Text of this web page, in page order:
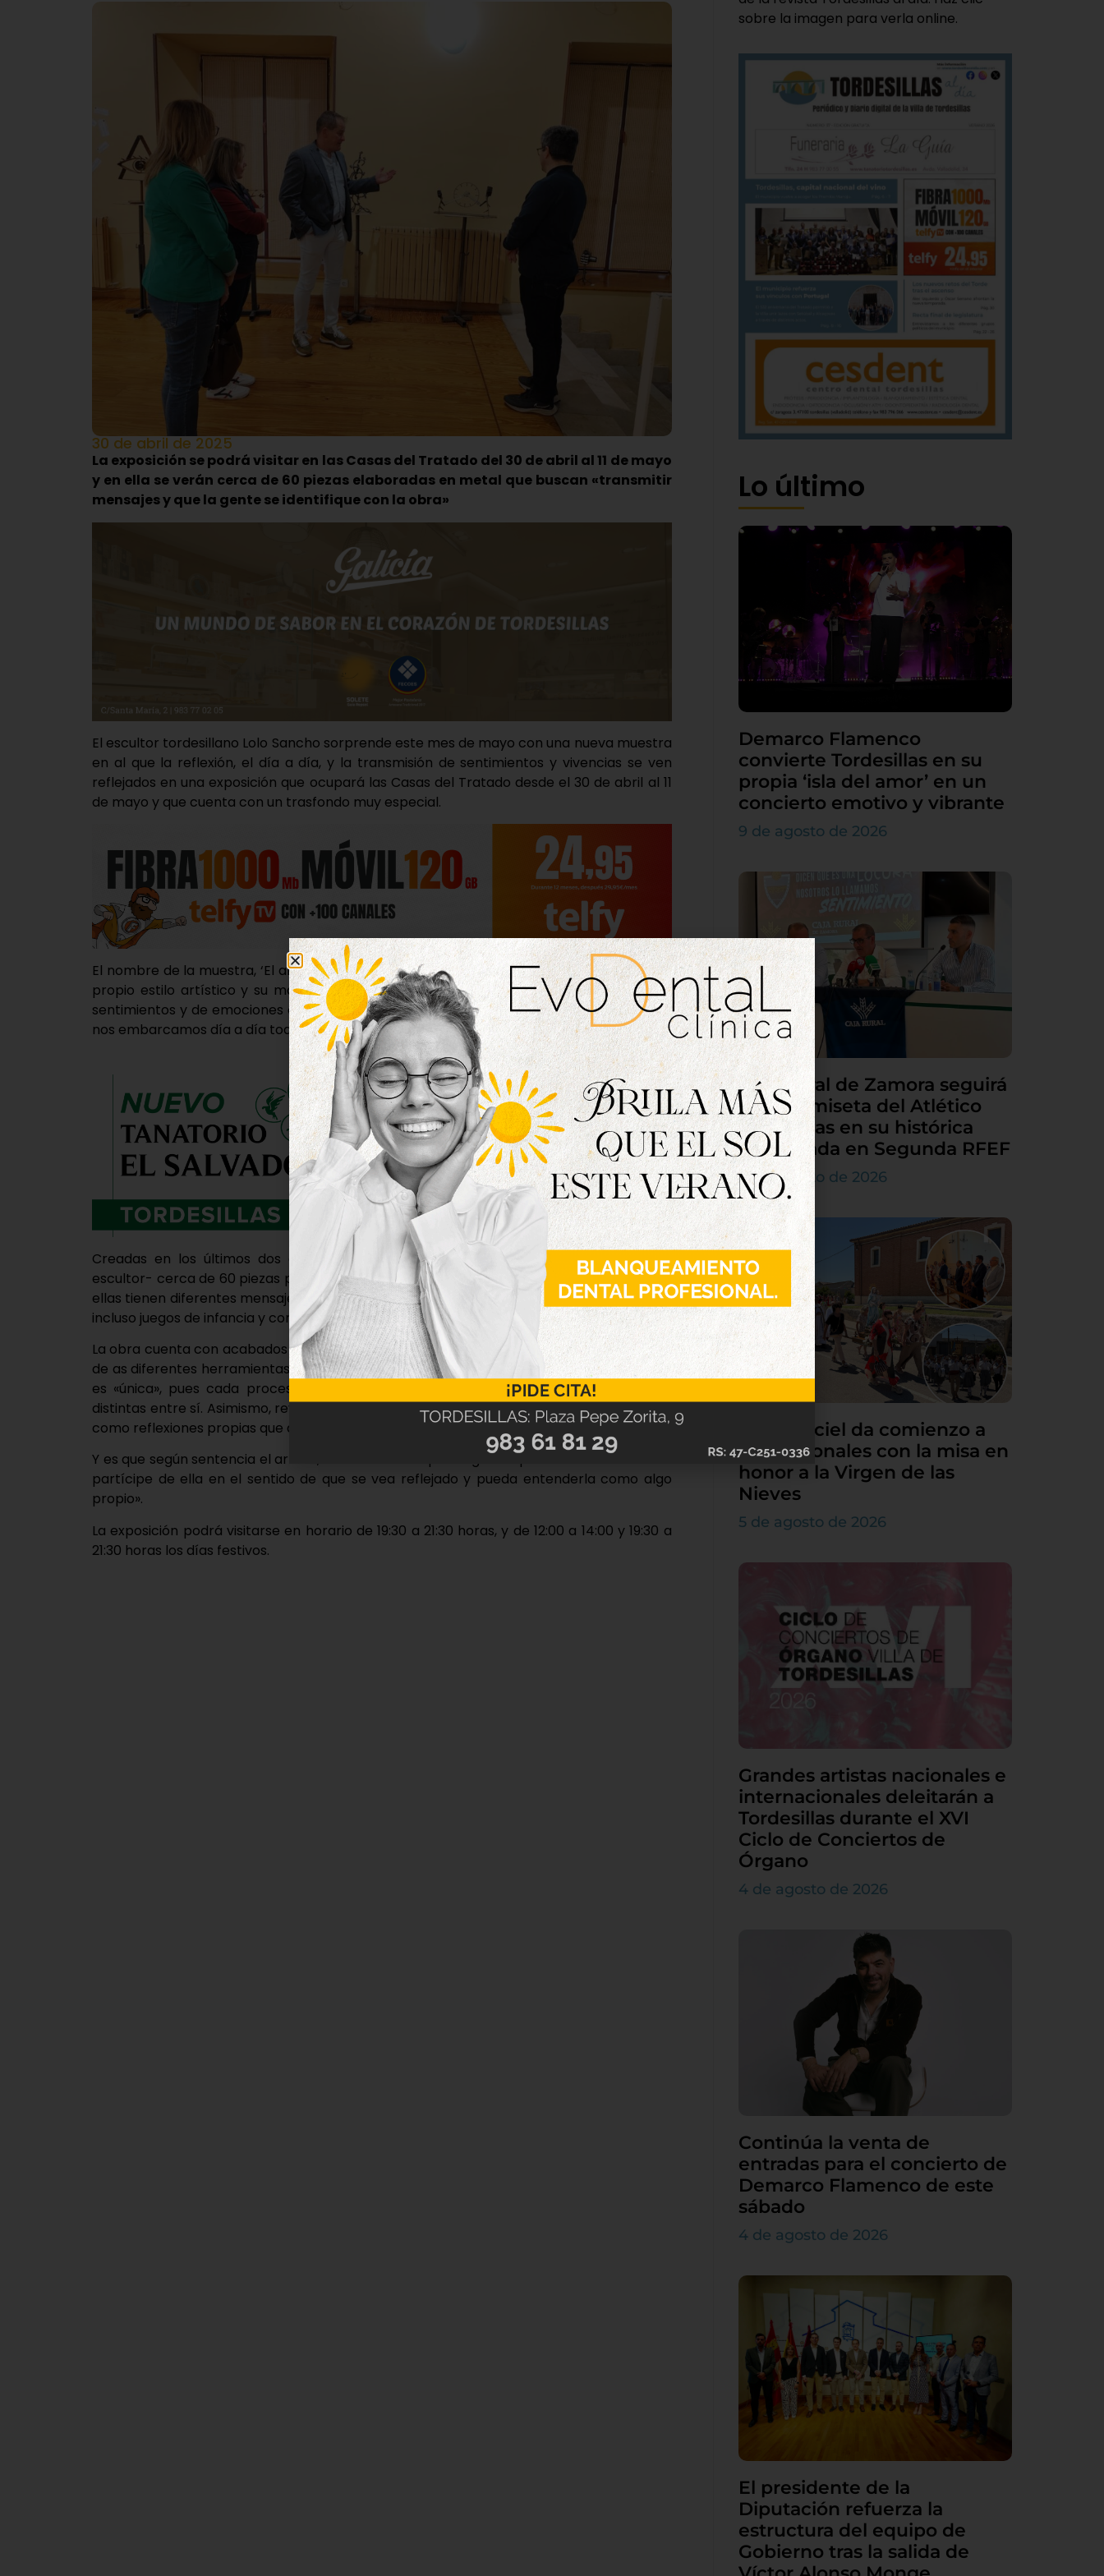
30 de abril de 2025
La exposición se podrá visitar en las Casas del Tratado del 30 de abril al 11 de mayo
y en ella se verán cerca de 60 piezas elaboradas en metal que buscan «transmitir
mensajes y que la gente se identifique con la obra»
El escultor tordesillano Lolo Sancho sorprende este mes de mayo con una nueva muestra
en al que la reflexión, el día a día, y la transmisión de sentimientos y vivencias se ven
reflejados en una exposición que ocupará las Casas del Tratado desde el 30 de abril al 11
de mayo y que cuenta con un trasfondo muy especial.
El nombre de la muestra, ‘El arte no es crear, es sentir’, es según el autor un reflejo de su
propio estilo artístico y su mantra personal con el objetivo de «transmitir a través de
sentimientos y de emociones con circunstancias, acontecimientos y vivencias en las que
nos embarcamos día a día toda la sociedad».
Creadas en los últimos dos años y en metal -el material principal de creación del
escultor- cerca de 60 piezas podrán disfrutarse en la sala de exposiciones. «Cada una de
ellas tienen diferentes mensajes, reflejando distintos momentos de la vida de la cotidiana,
incluso juegos de infancia y conectadas entre ellas de alguna manera».
La obra cuenta con acabados y grisáceos propios de los acabados de oxidación y del uso
de as diferentes herramientas, según explica el autor, quien aclara que cada una de ellas
es «única», pues cada proceso es diferentes y aunque se hicieran dos iguales serían
distintas entre sí. Asimismo, revela que la exposición tendrá alguna que otra sorpresa, así
como reflexiones propias que después se plasman en las obras.
Y es que según sentencia el artista, su intención es que «la gente que observe la obra sea
partícipe de ella en el sentido de que se vea reflejado y pueda entenderla como algo
propio».
La exposición podrá visitarse en horario de 19:30 a 21:30 horas, y de 12:00 a 14:00 y 19:30 a
21:30 horas los días festivos.
sobre la imagen para verla online.
Lo último
Demarco Flamenco
convierte Tordesillas en su
propia ‘isla del amor’ en un
concierto emotivo y vibrante
9 de agosto de 2026
Caja Rural de Zamora seguirá
en la camiseta del Atlético
Tordesillas en su histórica
temporada en Segunda RFEF
7 de agosto de 2026
Villamarciel da comienzo a
sus patronales con la misa en
honor a la Virgen de las
Nieves
5 de agosto de 2026
Grandes artistas nacionales e
internacionales deleitarán a
Tordesillas durante el XVI
Ciclo de Conciertos de
Órgano
4 de agosto de 2026
Continúa la venta de
entradas para el concierto de
Demarco Flamenco de este
sábado
4 de agosto de 2026
El presidente de la
Diputación refuerza la
estructura del equipo de
Gobierno tras la salida de